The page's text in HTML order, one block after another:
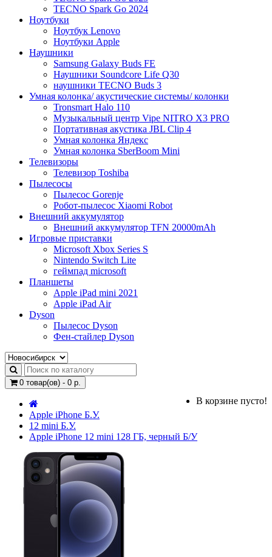
TECNO Spark Go 2024
Ноутбуки
Ноутбук Lenovo
Ноутбуки Apple
Наушники
Samsung Galaxy Buds FE
Наушники Soundcore Life Q30
наушники TECNO Buds 3
Умная колонка/ акустические системы/ колонки
Tronsmart Halo 110
Музыкальный центр Vipe NITRO X3 PRO
Портативная акустика JBL Clip 4
Умная колонка Яндекс
Умная колонка SberBoom Mini
Телевизоры
Телевизор Toshiba
Пылесосы
Пылесос Gorenje
Робот-пылесос Xiaomi Robot
Внешний аккумулятор
Внешний аккумулятор TFN 20000mAh
Игровые приставки
Microsoft Xbox Series S
Nintendo Switch Lite
геймпад microsoft
Планшеты
Apple iPad mini 2021
Apple iPad Air
Dyson
Пылесос Dyson
Фен-стайлер Dyson
0 товар(ов) - 0 р.
В корзине пусто!
Apple iPhone Б.У.
12 mini Б.У.
Apple iPhone 12 mini 128 ГБ, черный Б/У